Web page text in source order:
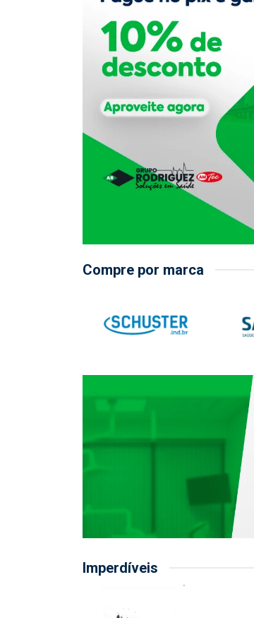
Compre por marca
Imperdíveis